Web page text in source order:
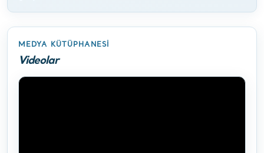
MEDYA KÜTÜPHANESI
Videolar